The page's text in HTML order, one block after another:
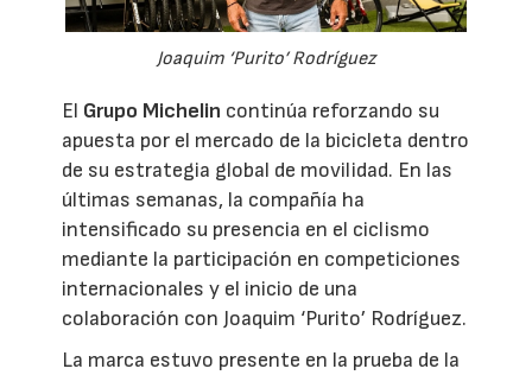
Joaquim ‘Purito’ Rodríguez
El Grupo Michelin continúa reforzando su
apuesta por el mercado de la bicicleta dentro
de su estrategia global de movilidad. En las
últimas semanas, la compañía ha
intensificado su presencia en el ciclismo
mediante la participación en competiciones
internacionales y el inicio de una
colaboración con Joaquim ‘Purito’ Rodríguez.
La marca estuvo presente en la prueba de la